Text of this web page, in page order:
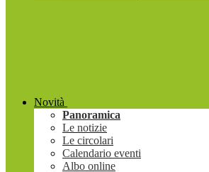
Novità
Panoramica
Le notizie
Le circolari
Calendario eventi
Albo online